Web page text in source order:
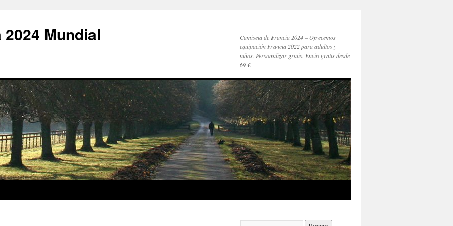
Mundial
Camiseta de Francia 2024 – Ofrecemos
equipación Francia 2022 para adultos y
niños. Personalizar gratis. Envío gratis desde
69 €.